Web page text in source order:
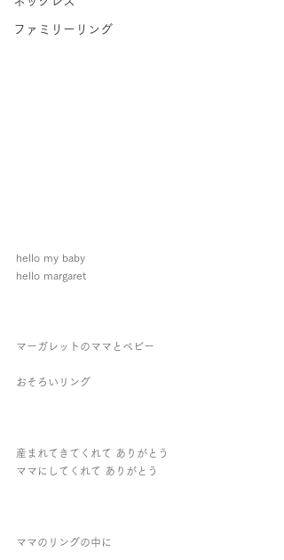
ファミリーリング
hello my baby
hello margaret
マーガレットのママとベビー
おそろいリング
産まれてきてくれて ありがとう
ママにしてくれて ありがとう
ママのリングの中に